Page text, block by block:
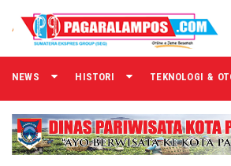
NEWS HISTORI TEKNOLOGI &